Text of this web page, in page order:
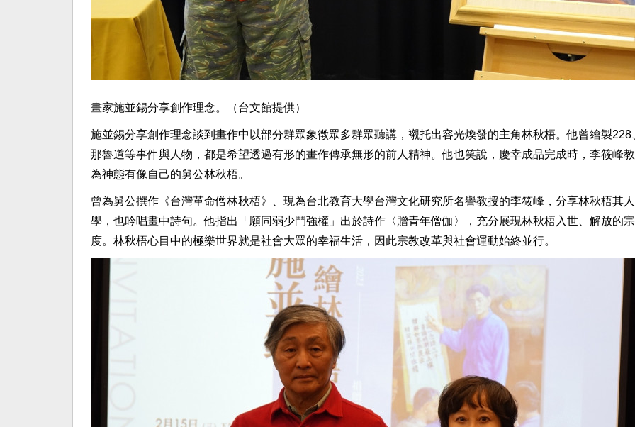
畫家施並錫分享創作理念。（台文館提供）
施並錫分享創作理念談到畫作中以部分群眾象徵眾多群眾聽講，襯托出容光煥發的主角林秋梧。他曾繪製228
那魯道等事件與人物，都是希望透過有形的畫作傳承無形的前人精神。他也笑說，慶幸成品完成時，李筱峰
為神態有像自己的舅公林秋梧。
曾為舅公撰作《台灣革命僧林秋梧》、現為台北教育大學台灣文化研究所名譽教授的李筱峰，分享林秋梧其
學，也吟唱畫中詩句。他指出「願同弱少鬥強權」出於詩作〈贈青年僧伽〉，充分展現林秋梧入世、解放的
度。林秋梧心目中的極樂世界就是社會大眾的幸福生活，因此宗教改革與社會運動始終並行。